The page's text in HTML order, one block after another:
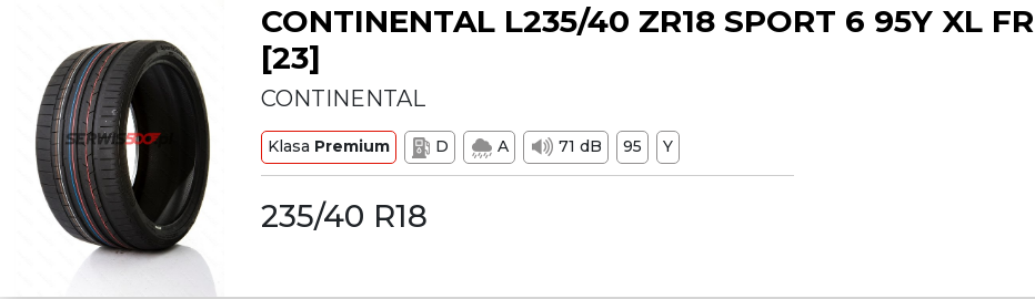
CONTINENTAL L235/40 ZR18 SPORT 6 95Y XL FR
[23]
CONTINENTAL
Klasa Premium D A 71 dB 95 Y
235/40 R18